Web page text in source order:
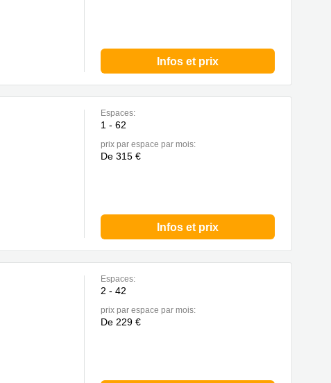
Infos et prix
Espaces:
1 - 62
prix par espace par mois:
De 315 €
Infos et prix
Espaces:
2 - 42
prix par espace par mois:
De 229 €